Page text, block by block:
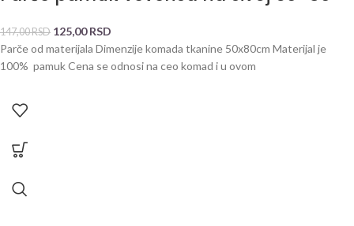
147,00RSD 125,00RSD
Parče od materijala Dimenzije komada tkanine 50x80cm Materijal je
100% pamuk Cena se odnosi na ceo komad i u ovom